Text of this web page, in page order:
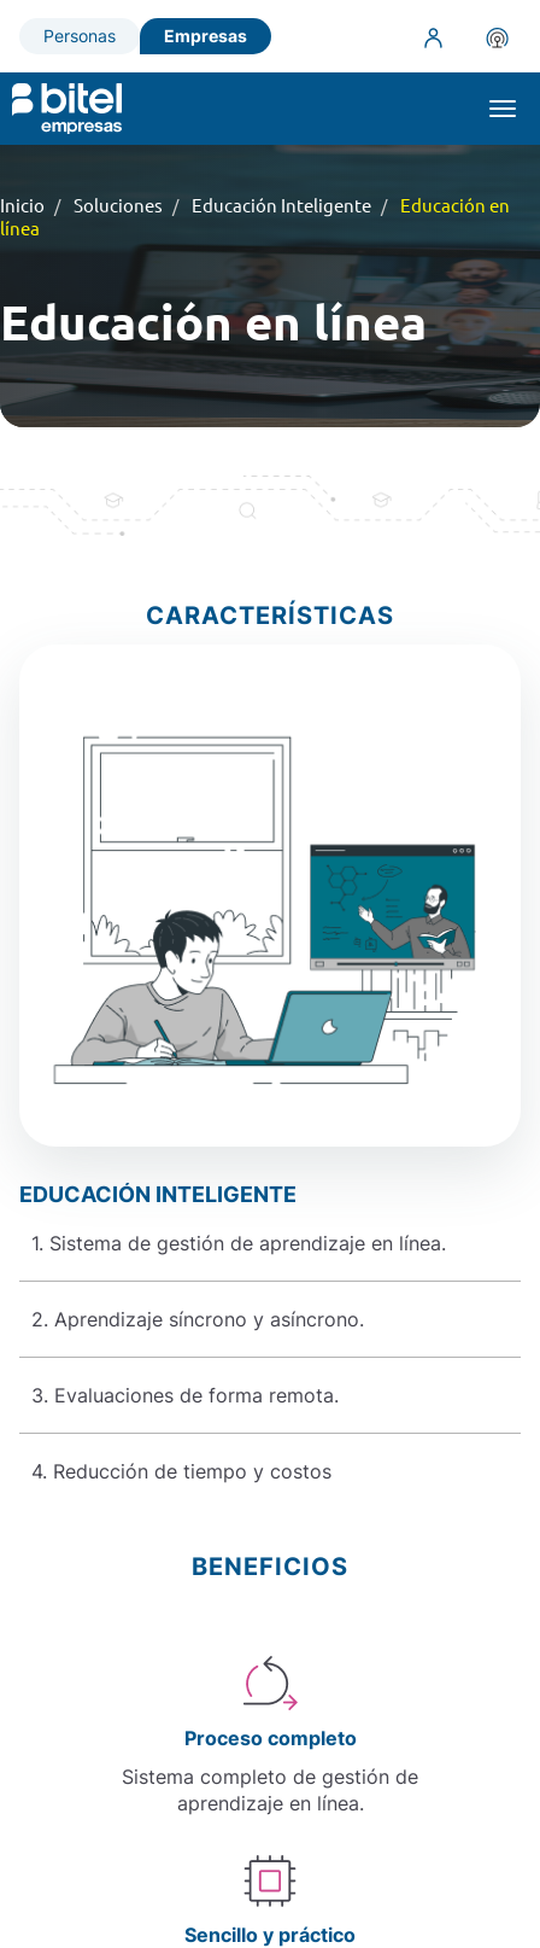
Personas Empresas
Inicio Soluciones Educación Inteligente
Educación en
línea
Educación en línea
CARACTERÍSTICAS
EDUCACIÓN INTELIGENTE
1. Sistema de gestión de aprendizaje en línea.
2. Aprendizaje síncrono y asíncrono.
3. Evaluaciones de forma remota.
4. Reducción de tiempo y costos
BENEFICIOS
Proceso completo
Sistema completo de gestión de
aprendizaje en línea.
Sencillo y práctico